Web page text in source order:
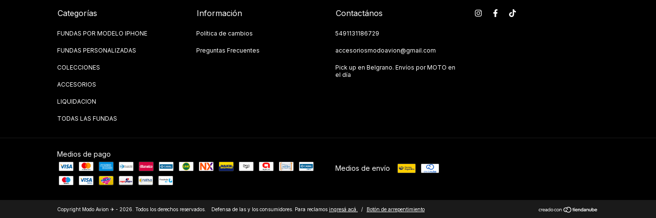
Categorías
FUNDAS POR MODELO IPHONE
FUNDAS PERSONALIZADAS
COLECCIONES
ACCESORIOS
LIQUIDACION
TODAS LAS FUNDAS
Información
Política de cambios
Preguntas Frecuentes
Contactános
5491131186729
accesoriosmodoavion@gmail.com
Pick up en Belgrano. Envíos por MOTO en
el día
Medios de pago
Medios de envío
Copyright Modo Avion ✈ - 2026. Todos los derechos reservados. Defensa de las y los consumidores. Para reclamos ingresá acá. / Botón de arrepentimiento